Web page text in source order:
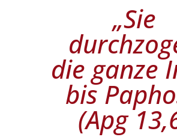
„Sie
die ganze
bis
(Apg